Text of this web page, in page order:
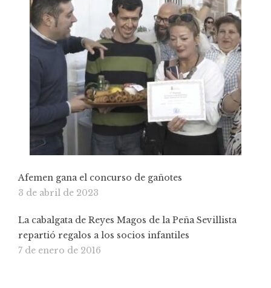
Afemen gana el concurso de gañotes
3 de abril de 2023
La cabalgata de Reyes Magos de la Peña Sevillista
repartió regalos a los socios infantiles
7 de enero de 2016